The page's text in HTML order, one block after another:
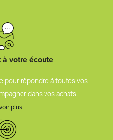
votre écoute
pour répondre à toutes vos
dans vos achats.
plus